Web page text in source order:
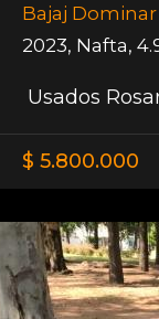
Bajaj Dominar
2023, Nafta,
Usados
$ 5.800.000